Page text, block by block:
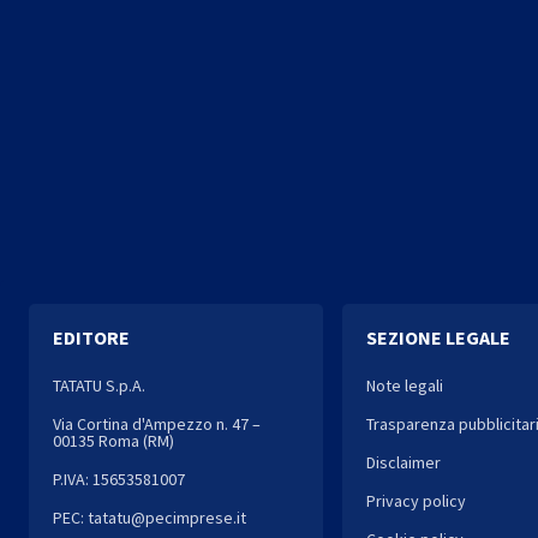
EDITORE
TATATU S.p.A.
Via Cortina d'Ampezzo n. 47 –
00135 Roma (RM)
P.IVA: 15653581007
PEC: tatatu@pecimprese.it
SEZIONE LEGALE
Note legali
Trasparenza
Disclaimer
Privacy policy